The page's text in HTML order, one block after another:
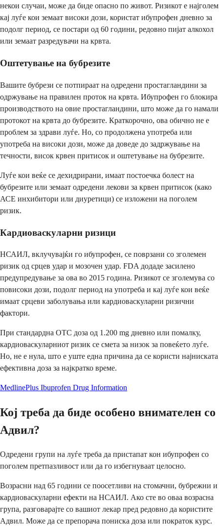
некои случаи, може да биде опасно по живот. Ризикот е најголем
кај луѓе кои земаат високи дози, користат ибупрофен дневно за
подолг период, се постари од 60 години, редовно пијат алкохол
или земаат разредувачи на крвта.
Оштетување на бубрезите
Вашите бубрези се потпираат на одредени простагландини за
одржување на правилен проток на крвта. Ибупрофен го блокира
производството на овие простагландини, што може да го намали
протокот на крвта до бубрезите. Краткорочно, ова обично не е
проблем за здрави луѓе. Но, со продолжена употреба или
употреба на високи дози, може да доведе до задржување на
течности, висок крвен притисок и оштетување на бубрезите.
Луѓе кои веќе се дехидрирани, имаат постоечка болест на
бубрезите или земаат одредени лекови за крвен притисок (како
АСЕ инхибитори или диуретици) се изложени на поголем
ризик.
Кардиоваскуларни ризици
НСАИЛ, вклучувајќи го ибупрофен, се поврзани со зголемен
ризик од срцев удар и мозочен удар. FDA додаде засилено
предупредување за ова во 2015 година. Ризикот се зголемува со
повисоки дози, подолг период на употреба и кај луѓе кои веќе
имаат срцеви заболувања или кардиоваскуларни ризични
фактори.
При стандардна OTC доза од 1.200 mg дневно или помалку,
кардиоваскуларниот ризик се смета за низок за повеќето луѓе.
Но, не е нула, што е уште една причина да се користи најниската
ефективна доза за најкратко време.
MedlinePlus Ibuprofen Drug Information
Кој треба да биде особено внимателен со
Адвил?
Одредени групи на луѓе треба да пристапат кон ибупрофен со
поголем претпазливост или да го избегнуваат целосно.
Возрасни над 65 години се поосетливи на стомачни, бубрежни и
кардиоваскуларни ефекти на НСАИЛ. Ако сте во оваа возрасна
група, разговарајте со вашиот лекар пред редовно да користите
Адвил. Може да се препорача пониска доза или пократок курс.